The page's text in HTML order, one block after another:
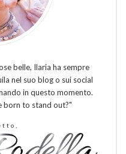
belle, Ilaria ha sempre
nel suo blog o sui social
in questo momento.
born to stand out?"